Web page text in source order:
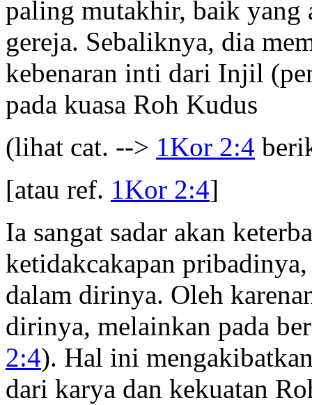
paling mutakhir, baik yang
gereja. Sebaliknya, dia
kebenaran inti dari Injil
pada kuasa Roh Kudus
(lihat cat. --> 1Kor 2:4
[atau ref. 1Kor 2:4]
Ia sangat sadar akan
ketidakcakapan
dalam dirinya. Oleh
dirinya, melainkan pada
2:4). Hal ini
dari karya dan kekuatan